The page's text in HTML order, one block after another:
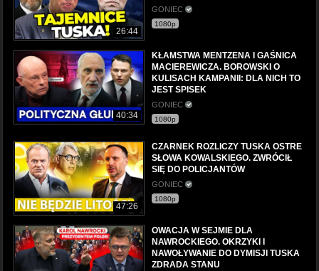
26:44
GONIEC
1080p
40:34
KŁAMSTWA MENTZENA I GAŚNICA
MACIEREWICZA. BOROWSKI O
KULISACH KAMPANII: DLA NICH TO
JEST SPISEK
GONIEC
1080p
47:26
CZARNEK ROZLICZY TUSKA OSTRE
SŁOWA KOWALSKIEGO. ZWRÓCIŁ
SIĘ DO POLICJANTÓW
GONIEC
1080p
OWACJA W SEJMIE DLA
NAWROCKIEGO. OKRZYKI I
NAWOŁYWANIE DO DYMISJI TUSKA
ZDRADA STANU